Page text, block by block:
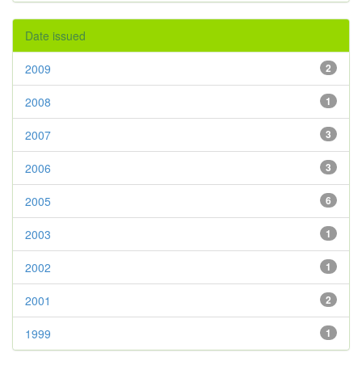
Date issued
2
2009
1
2008
3
2007
3
2006
6
2005
1
2003
1
2002
2
2001
1
1999